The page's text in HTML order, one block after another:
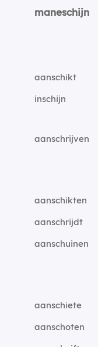
maneschijn
aanschikt
inschijn
aanschrijven
aanschikten
aanschrijdt
aanschuinen
aanschiete
aanschoten